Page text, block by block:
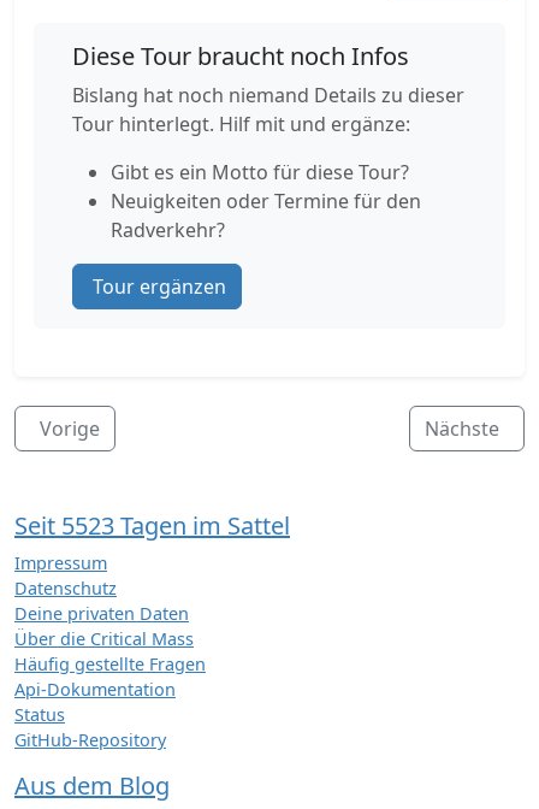
Diese Tour braucht noch Infos
Bislang hat noch niemand Details zu dieser
Tour hinterlegt. Hilf mit und ergänze:
Gibt es ein Motto für diese Tour?
Neuigkeiten oder Termine für den
Radverkehr?
Tour ergänzen
Vorige Nächste
Seit 5523 Tagen im Sattel
Impressum
Datenschutz
Deine privaten Daten
Über die Critical Mass
Häufig gestellte Fragen
Api-Dokumentation
Status
GitHub-Repository
Aus dem Blog